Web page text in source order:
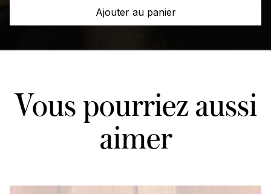
Jasmin
Ajouter au panier
Vous pourriez aussi
aimer